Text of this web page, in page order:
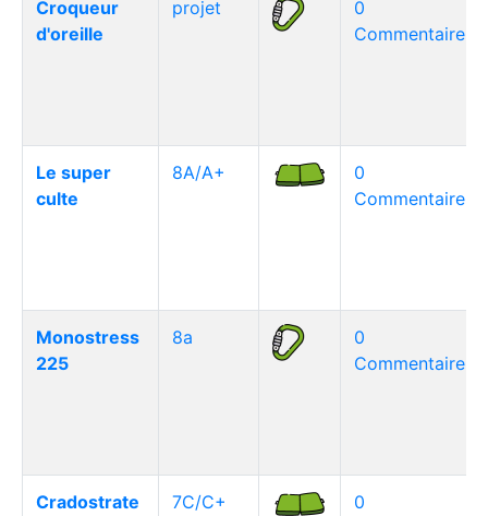
Croqueur
d'oreille
projet
0
Commentaire(s)
Le super
culte
8A/A+
0
Commentaire(s)
Monostress
225
8a
0
Commentaire(s)
Cradostrate 7C/C+
0